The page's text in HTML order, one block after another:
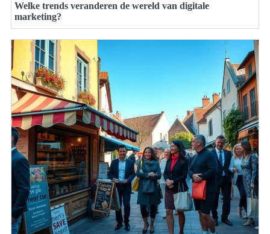
Welke trends veranderen de wereld van digitale
marketing?